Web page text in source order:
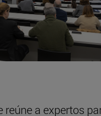
reúne a expertos